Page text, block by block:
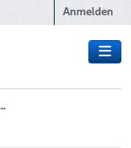
Anmelden